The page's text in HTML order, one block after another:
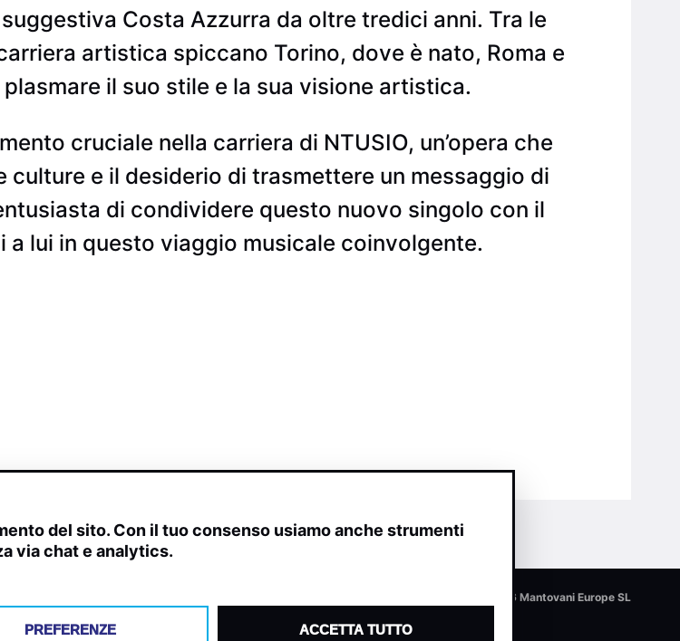
Costa Azzurra da oltre tredici anni. Tra le
artistica spiccano Torino, dove è nato, Roma e
il suo stile e la sua visione artistica.
cruciale nella carriera di NTUSIO, un’opera che
culture e il desiderio di trasmettere un messaggio di
di condividere questo nuovo singolo con il
lui in questo viaggio musicale coinvolgente.
radio.
© 2026 Mantovani Europe SL
del sito. Con il tuo consenso usiamo anche strumenti
via chat e analytics.
PREFERENZE ACCETTA TUTTO